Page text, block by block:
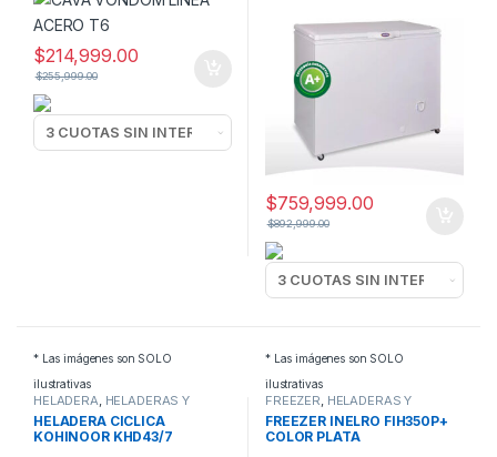
$214,999.00
$255,999.00
$759,999.00
$892,999.00
* Las imágenes son SOLO
ilustrativas
HELADERA, HELADERAS Y
FREEZERS
HELADERA CICLICA
KOHINOOR KHD43/7
* Las imágenes son SOLO
ilustrativas
FREEZER, HELADERAS Y
FREEZERS
FREEZER INELRO FIH350P+
COLOR PLATA